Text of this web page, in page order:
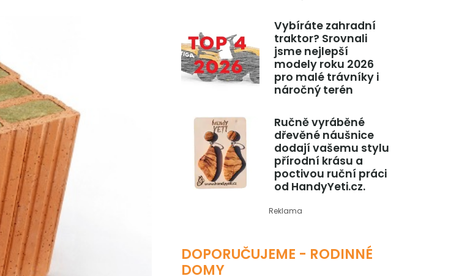
Vybíráte zahradní
traktor? Srovnali
jsme nejlepší
modely roku 2026
pro malé trávníky i
náročný terén
Ručně vyráběné
dřevěné náušnice
dodají vašemu stylu
přírodní krásu a
poctivou ruční práci
od HandyYeti.cz.
Reklama
DOPORUČUJEME - RODINNÉ
DOMY